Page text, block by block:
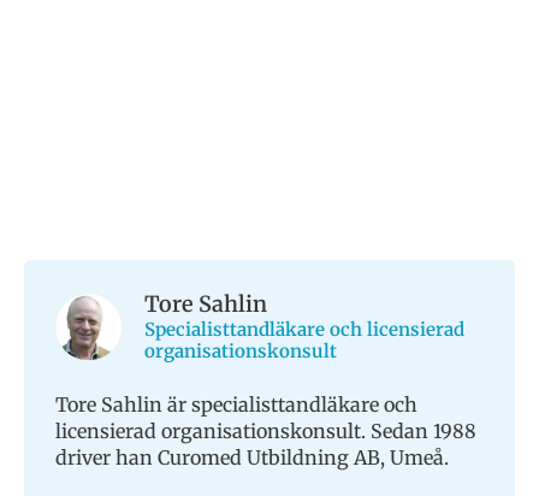
Tore Sahlin
Specialisttandläkare och licensierad
organisationskonsult
Tore Sahlin är specialisttandläkare och
licensierad organisationskonsult. Sedan 1988
driver han Curomed Utbildning AB, Umeå.